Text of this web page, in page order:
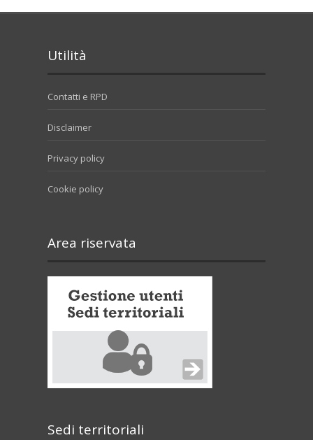
Utilità
Contatti e RPD
Disclaimer
Privacy policy
Cookie policy
Area riservata
Sedi territoriali